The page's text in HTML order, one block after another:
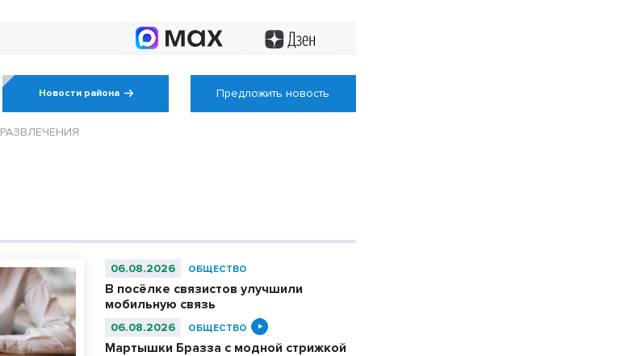
Новости района Предложить новость
РАЗВЛЕЧЕНИЯ
06.08.2026 ОБЩЕСТВО
В посёлке связистов улучшили
мобильную связь
06.08.2026 ОБЩЕСТВО
Мартышки Бразза с модной стрижкой